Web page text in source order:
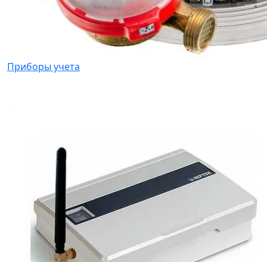
Приборы учета